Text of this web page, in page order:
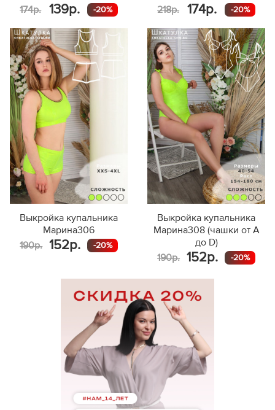
174р.
139р. -20%
218р.
174р. -20%
Выкройка купальника
Марина306
190р.
152р. -20%
Выкройка купальника
Марина308 (чашки от A
до D)
190р.
152р. -20%